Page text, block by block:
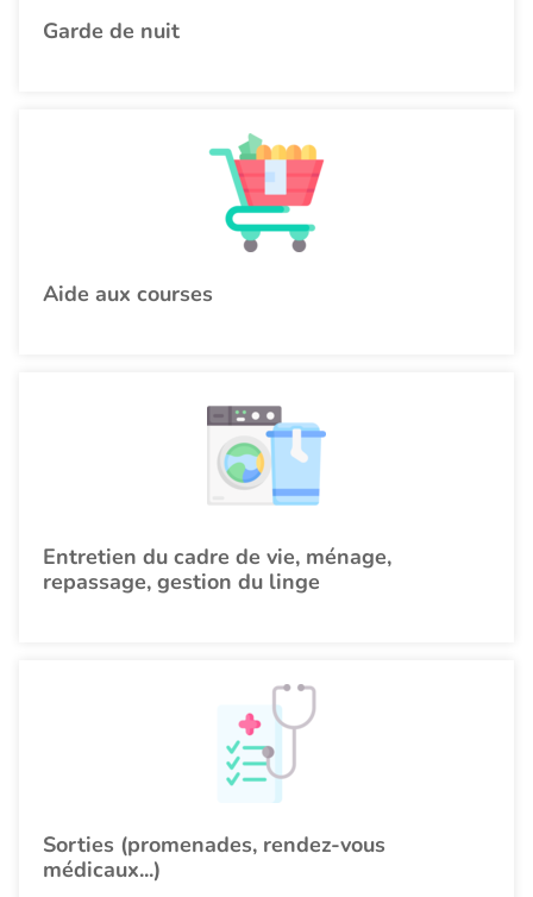
Garde de nuit
Aide aux courses
Entretien du cadre de vie, ménage,
repassage, gestion du linge
Sorties (promenades, rendez-vous
médicaux...)